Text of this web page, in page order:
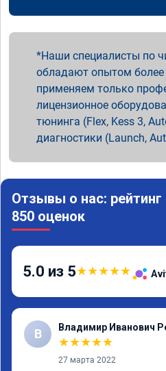
Наши специалисты по
обладают опытом
применяем только
лицензионное
тюнинга (Flex, Kess 3,
диагностики (Launch,
Отзывы о нас: рейтинг
850 оценок
5.0 из 5★★★★★
В Владимир Иванович
★★★★★
27 марта 2022